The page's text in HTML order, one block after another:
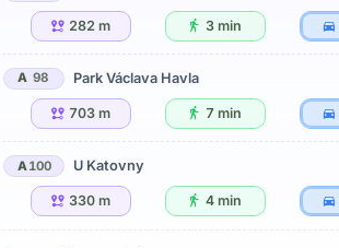
282 m 3 min
A 98 Park Václava Havla
703 m 7 min
A 100 U Katovny
330 m 4 min